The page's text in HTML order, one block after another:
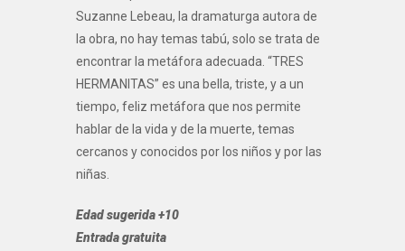
Suzanne Lebeau, la dramaturga autora de
la obra, no hay temas tabú, solo se trata de
encontrar la metáfora adecuada. “TRES
HERMANITAS” es una bella, triste, y a un
tiempo, feliz metáfora que nos permite
hablar de la vida y de la muerte, temas
cercanos y conocidos por los niños y por las
niñas.
Edad sugerida +10
Entrada gratuita